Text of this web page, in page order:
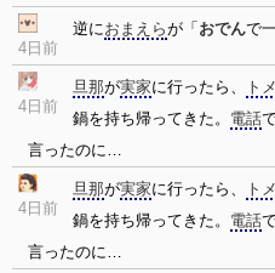
4日前
逆におまえらが「 おでんで
4日前
旦那が実家に行ったら、 トメ
鍋を持ち帰ってきた。 電話
言ったのに…
4日前
旦那が実家に行ったら、 トメ
鍋を持ち帰ってきた。 電話
言ったのに…